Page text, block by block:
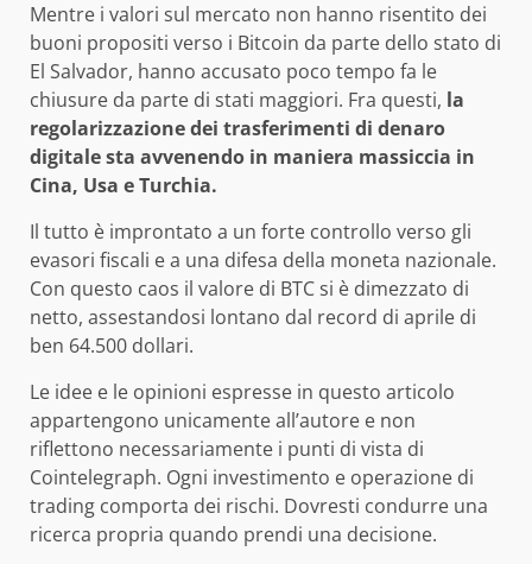
Mentre i valori sul mercato non hanno risentito dei
buoni propositi verso i Bitcoin da parte dello stato di
El Salvador, hanno accusato poco tempo fa le
chiusure da parte di stati maggiori. Fra questi, la
regolarizzazione dei trasferimenti di denaro
digitale sta avvenendo in maniera massiccia in
Cina, Usa e Turchia.
Il tutto è improntato a un forte controllo verso gli
evasori fiscali e a una difesa della moneta nazionale.
Con questo caos il valore di BTC si è dimezzato di
netto, assestandosi lontano dal record di aprile di
ben 64.500 dollari.
Le idee e le opinioni espresse in questo articolo
appartengono unicamente all’autore e non
riflettono necessariamente i punti di vista di
Cointelegraph. Ogni investimento e operazione di
trading comporta dei rischi. Dovresti condurre una
ricerca propria quando prendi una decisione.